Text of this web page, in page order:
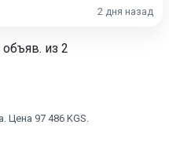
2 дня назад
объяв. из 2
Цена 97 486 KGS.